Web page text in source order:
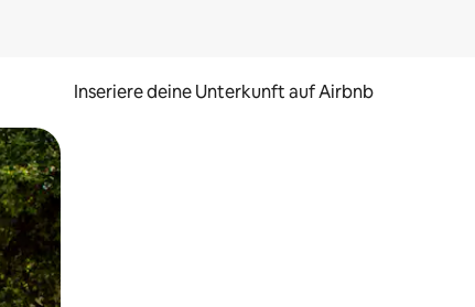
Inseriere deine Unterkunft auf Airbnb